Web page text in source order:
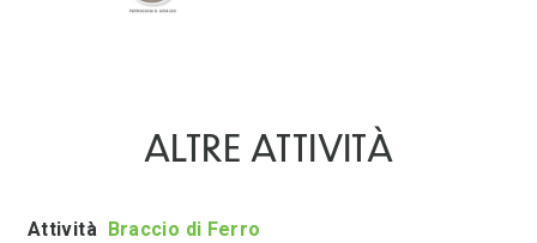
ALTRE ATTIVITÀ
Attività Braccio di Ferro